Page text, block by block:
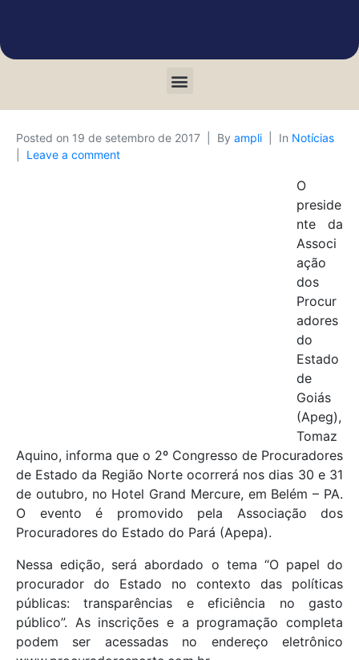
Posted on 19 de setembro de 2017 By ampli In Notícias
Leave a comment
O
preside
nte da
Associ
ação
dos
Procur
adores
do
Estado
de
Goiás
(Apeg),
Tomaz
Aquino, informa que o 2º Congresso de Procuradores
de Estado da Região Norte ocorrerá nos dias 30 e 31
de outubro, no Hotel Grand Mercure, em Belém – PA.
O evento é promovido pela Associação dos
Procuradores do Estado do Pará (Apepa).
Nessa edição, será abordado o tema “O papel do
procurador do Estado no contexto das políticas
públicas: transparências e eficiência no gasto
público”. As inscrições e a programação completa
podem ser acessadas no endereço eletrônico